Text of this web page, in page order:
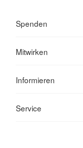
Spenden
Mitwirken
Informieren
Service